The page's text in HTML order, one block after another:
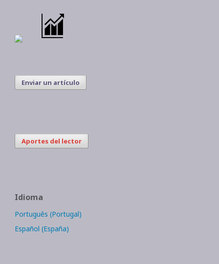
Enviar un artículo
Aportes del lector
Idioma
Português (Portugal)
Español (España)